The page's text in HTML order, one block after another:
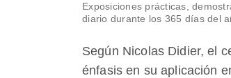
Exposiciones prácticas,
diario durante los 365 días del
Según Nicolas Didier, el
énfasis en su aplicación